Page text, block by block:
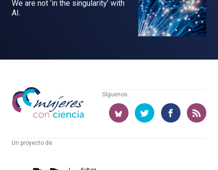
We are not ‘in the singularity’ with
AI.
Mujeres
con
ciencia
Síguenos:
Un proyecto de: